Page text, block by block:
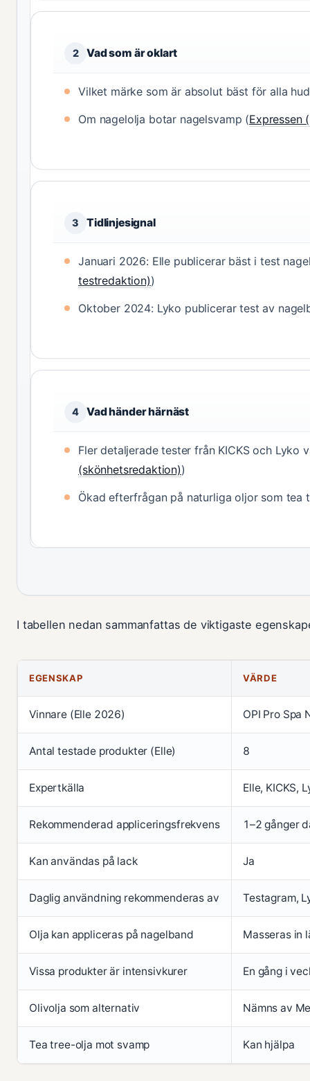
2 Vad som är oklart
Vilket märke som är absolut bäst för alla
Om nagelolja botar nagelsvamp (Expressen
3 Tidlinjesignal
Januari 2026: Elle publicerar bäst i test
testredaktion))
Oktober 2024: Lyko publicerar test av
4 Vad händer härnäst
Fler detaljerade tester från KICKS och Lyko
(skönhetsredaktion))
Ökad efterfrågan på naturliga oljor som tea
I tabellen nedan sammanfattas de viktigaste
EGENSKAP VÄRDE
Vinnare (Elle 2026) OPI Pro Spa
Antal testade produkter (Elle) 8
Expertkälla Elle, KICKS,
Rekommenderad appliceringsfrekvens 1–2 gånger
Kan användas på lack Ja
Daglig användning rekommenderas av Testagram,
Olja kan appliceras på nagelband Masseras in
Vissa produkter är intensivkurer En gång i
Olivolja som alternativ Nämns av
Tea tree-olja mot svamp Kan hjälpa